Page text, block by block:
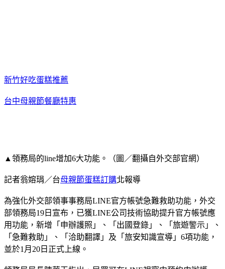
新竹好吃蛋糕推薦
台中母親節餐廳特惠
▲領務局的line增加6大功能。（圖／翻攝自外交部官網）
記者翁嫆琄／台母親節蛋糕訂購北報導
為強化外交部領事事務局LINE官方帳號急難救助功能，外交
部領務局19日宣布，已獲LINE公司技術協助提升官方帳號應
用功能，新增「申辦護照」、「出國登錄」、「旅遊警示」、
「急難救助」、「洽助翻譯」及「旅安知識宣導」6項功能，
並於1月20日正式上線。